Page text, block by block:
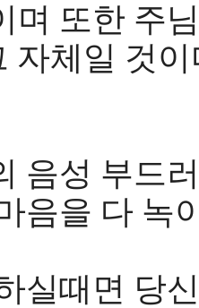
며 또한 주
자체일 것이
음성 부드
음을 다 녹
실때면 당